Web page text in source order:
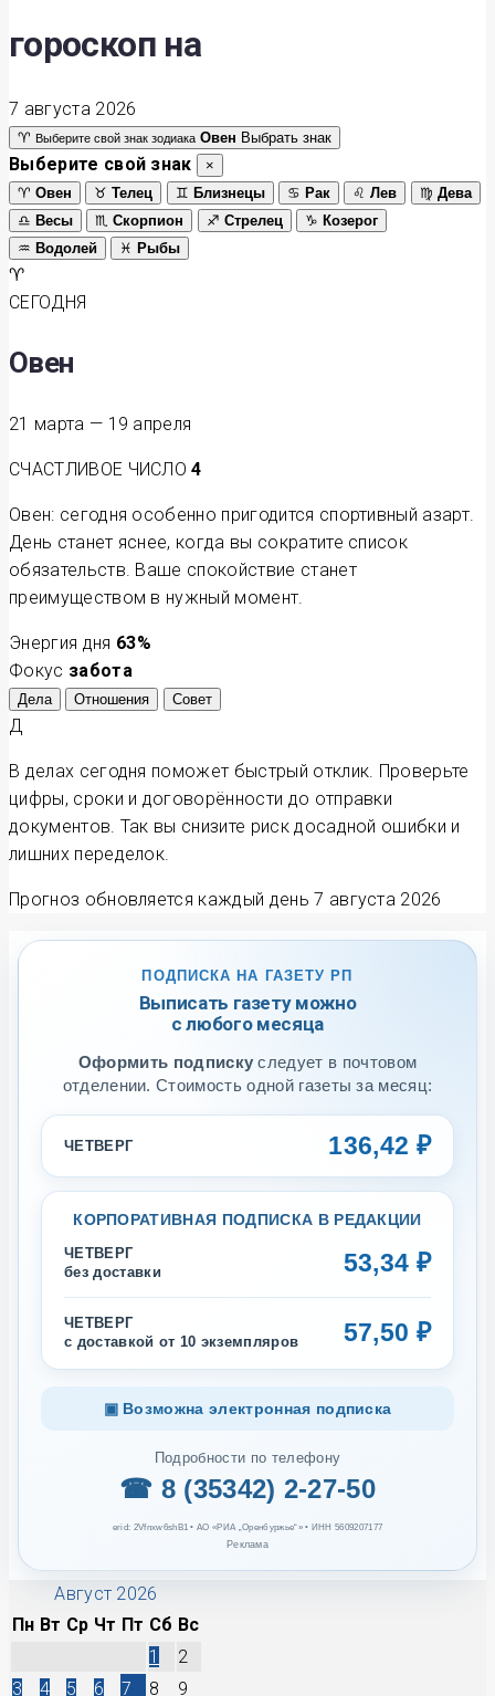
гороскоп на
7 августа 2026
♈ Выберите свой знак зодиака Овен Выбрать знак
Выберите свой знак
×
♈ Овен ♉ Телец ♊ Близнецы ♋ Рак ♌ Лев ♍ Дева
♎ Весы ♏ Скорпион ♐ Стрелец ♑ Козерог
♒ Водолей ♓ Рыбы
♈
СЕГОДНЯ
Овен
21 марта — 19 апреля
СЧАСТЛИВОЕ ЧИСЛО 4
Овен: сегодня особенно пригодится спортивный азарт.
День станет яснее, когда вы сократите список
обязательств. Ваше спокойствие станет
преимуществом в нужный момент.
Энергия дня 63%
Фокус забота
Дела Отношения Совет
Д
В делах сегодня поможет быстрый отклик. Проверьте
цифры, сроки и договорённости до отправки
документов. Так вы снизите риск досадной ошибки и
лишних переделок.
Прогноз обновляется каждый день 7 августа 2026
ПОДПИСКА НА ГАЗЕТУ РП
Выписать газету можно
с любого месяца
Оформить подписку следует в почтовом
отделении. Стоимость одной газеты за месяц:
ЧЕТВЕРГ 136,42 ₽
КОРПОРАТИВНАЯ ПОДПИСКА В РЕДАКЦИИ
ЧЕТВЕРГ
без доставки
53,34 ₽
ЧЕТВЕРГ
с доставкой от 10 экземпляров
57,50 ₽
▣ Возможна электронная подписка
Подробности по телефону
☎ 8 (35342) 2-27-50
erid: 2Vfnxw6shB1 • АО «РИА „Оренбуржье“» • ИНН 5609207177
Реклама
Август 2026
Пн Вт Ср Чт Пт Сб Вс
1
2
3
4 5 6 7 8 9